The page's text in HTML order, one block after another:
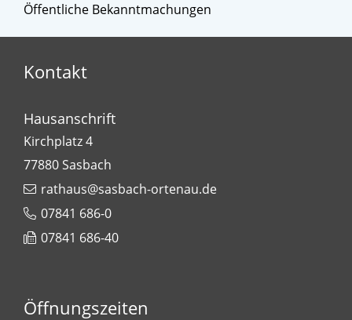
Öffentliche Bekanntmachungen
Kontakt
Hausanschrift
Kirchplatz 4
77880Sasbach
rathaus@sasbach-ortenau.de
07841 686-0
07841 686-40
Öffnungszeiten